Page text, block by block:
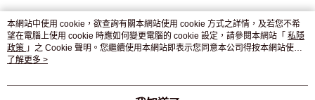
熱門標籤
熱銷排行
本網站中使用 cookie，欲查詢有關本網站使用 cookie 方式之詳情，及若您不希
望在電腦上使用 cookie 時應如何變更電腦的 cookie 設定，請參閱本網站「 私隱
政策 」之 Cookie 聲明。您繼續使用本網站即表示您同意本公司得按本網站使用
條款之 Cookie 聲明使用 cookie。
了解更多 >